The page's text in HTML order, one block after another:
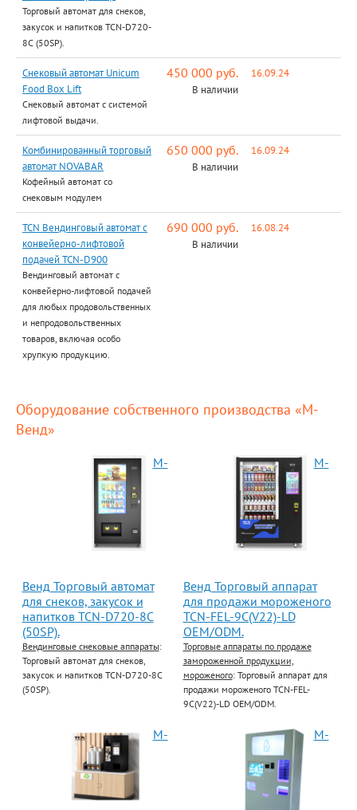
Торговый автомат для снеков,
закусок и напитков TCN-D720-
8C (50SP).
Снековый автомат Unicum
Food Box Lift
Снековый автомат с системой
лифтовой выдачи.
450 000 руб.
В наличии
16.09.24
Комбинированный торговый
автомат NOVABAR
Кофейный автомат со
снековым модулем
650 000 руб.
В наличии
16.09.24
TCN Вендинговый автомат с
конвейерно-лифтовой
подачей TCN-D900
Вендинговый автомат с
конвейерно-лифтовой подачей
для любых продовольственных
и непродовольственных
товаров, включая особо
хрупкую продукцию.
690 000 руб.
В наличии
16.08.24
Оборудование собственного производства «М-
Венд»
М-
Венд Торговый автомат
для снеков, закусок и
напитков TCN-D720-8C
(50SP).
Вендинговые снековые аппараты:
Торговый автомат для снеков,
закусок и напитков TCN-D720-8C
(50SP).
М-
Венд Торговый аппарат
для продажи мороженого
TCN-FEL-9C(V22)-LD
OEM/ODM.
Торговые аппараты по продаже
замороженной продукции,
мороженого: Торговый аппарат для
продажи мороженого TCN-FEL-
9C(V22)-LD OEM/ODM.
М- М-